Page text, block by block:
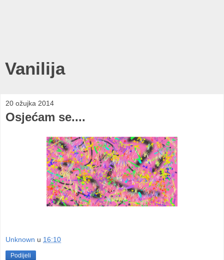
Vanilija
20 ožujka 2014
Osjećam se....
Unknown u 16:10
Podijeli